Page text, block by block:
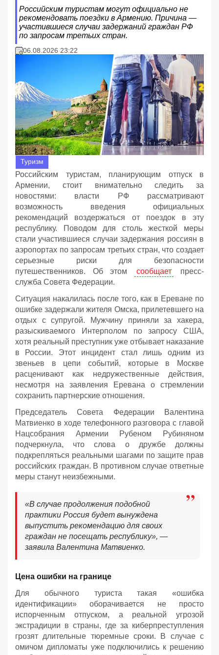
Российским туристам могут официально не
рекомендовать поездки в Армению. Причина —
участившиеся случаи задержаний граждан РФ
по запросам третьих стран.
06.08.2026 23:22
Туризм
Российским туристам, планирующим отпуск в
Армении, стоит внимательно следить за
новостями: власти РФ рассматривают
возможность введения официальных
рекомендаций воздержаться от поездок в эту
республику. Поводом для столь жесткой меры
стали участившиеся случаи задержания россиян в
аэропортах по запросам третьих стран, что создает
серьезные риски для безопасности
путешественников. Об этом
сообщает
пресс-
служба Совета Федерации.
Ситуация накалилась после того, как в Ереване по
ошибке задержали жителя Омска, прилетевшего на
отдых с супругой. Мужчину приняли за хакера,
разыскиваемого Интерполом по запросу США,
хотя реальный преступник уже отбывает наказание
в России. Этот инцидент стал лишь одним из
звеньев в цепи событий, которые в Москве
расценивают как недружественные действия,
несмотря на заявления Еревана о стремлении
сохранить партнерские отношения.
Председатель Совета Федерации Валентина
Матвиенко в ходе телефонного разговора с главой
Нацсобрания Армении Рубеном Рубиняном
подчеркнула, что слова о дружбе должны
подкрепляться реальными шагами по защите прав
российских граждан. В противном случае ответные
меры станут неизбежными.
«В случае продолжения подобной
практики Россия будет вынуждена
выпустить рекомендацию для своих
граждан не посещать республику», —
заявила Валентина Матвиенко.
Цена ошибки на границе
Для обычного туриста такая «ошибка
идентификации» оборачивается не просто
испорченным отпуском, а реальной угрозой
экстрадиции в страны, где за киберпреступления
грозят длительные тюремные сроки. В случае с
омичом дипломаты уже подключились к решению